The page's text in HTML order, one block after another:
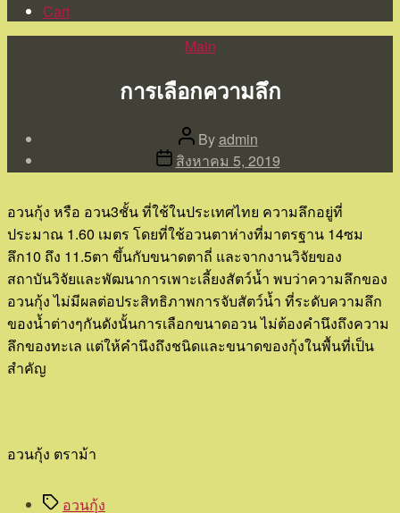
Cart
Categories
Main
การเลือกความลึก
Post
author
Byadmin
Post
date
สิงหาคม 5, 2019
อวนกุ้ง หรือ อวน3ชั้น ที่ใช้ในประเทศไทย ความลึกอยู่ที่
ประมาณ 1.60 เมตร โดยที่ใช้อวนตาห่างที่มาตรฐาน 14ซม
ลึก10 ถึง 11.5ตา ขึ้นกับขนาดตาถี่ และจากงานวิจัยของ
สถาบันวิจัยและพัฒนาการเพาะเลี้ยงสัตว์น้ำ พบว่าความลึกของ
อวนกุ้ง ไม่มีผลต่อประสิทธิภาพการจับสัตว์น้ำ ที่ระดับความลึก
ของน้ำต่างๆกันดังนั้นการเลือกขนาดอวน ไม่ต้องคำนึงถึงความ
ลึกของทะเล แต่ให้คำนึงถึงชนิดและขนาดของกุ้งในพื้นที่เป็น
สำคัญ
อวนกุ้ง ตราม้า
Tagsอวนกุ้ง